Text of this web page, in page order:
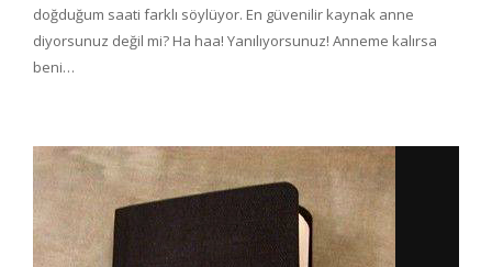
doğduğum saati farklı söylüyor. En güvenilir kaynak anne
diyorsunuz değil mi? Ha haa! Yanılıyorsunuz! Anneme kalırsa
beni…